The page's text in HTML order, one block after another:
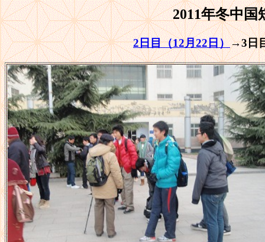
2011年冬中国
2日目（12月22日）→3日